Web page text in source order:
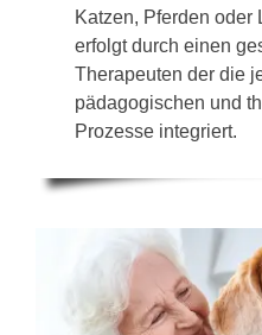
Katzen, Pferden oder
erfolgt durch einen
Therapeuten der die
pädagogischen und
Prozesse integriert.